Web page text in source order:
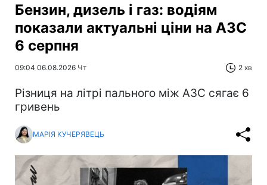
Бензин, дизель і газ: водіям
показали актуальні ціни на АЗС
6 серпня
09:04 06.08.2026 Чт 2 хв
Різниця на літрі пального між АЗС сягає 6
гривень
МАРІЯ КУЧЕРЯВЕЦЬ